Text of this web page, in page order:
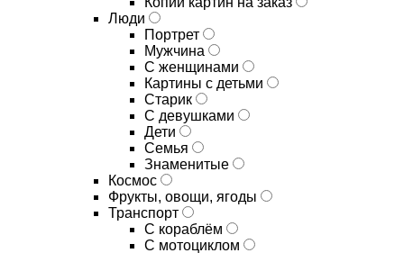
Люди
Портрет
Мужчина
С женщинами
Картины с детьми
Старик
С девушками
Дети
Семья
Знаменитые
Космос
Фрукты, овощи, ягоды
Транспорт
С кораблём
С мотоциклом